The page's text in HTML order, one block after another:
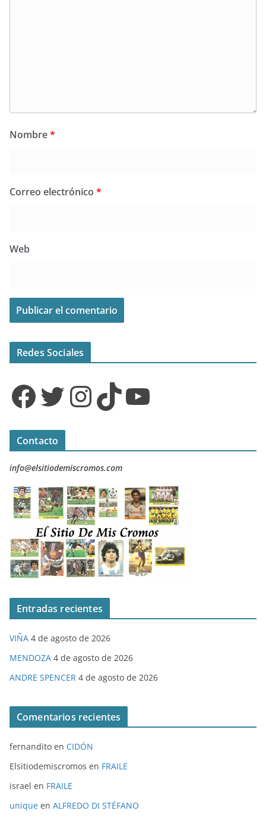
Nombre*
Correo electrónico *
Web
Redes Sociales
Facebook Twitter InstagramTikTok YouTube
Contacto
info@elsitiodemiscromos.com
Entradas recientes
VIÑA 4 de agosto de 2026
MENDOZA 4 de agosto de 2026
ANDRE SPENCER 4 de agosto de 2026
Comentarios recientes
fernandito en CIDÓN
Elsitiodemiscromos en FRAILE
israel en FRAILE
unique en ALFREDO DI STÉFANO